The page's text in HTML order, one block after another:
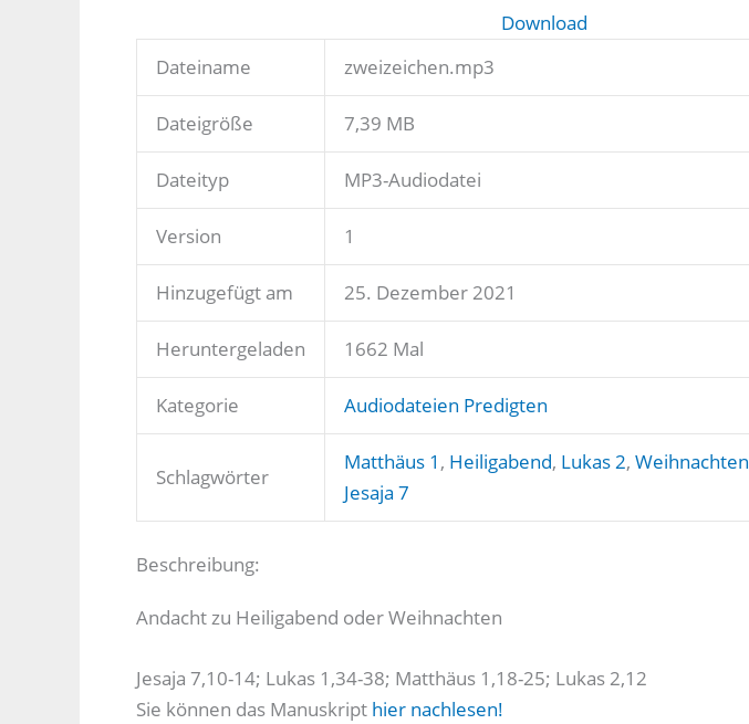
Download
Dateiname
zweizeichen.mp3
Dateigröße 7,39 MB
Dateityp MP3-Audiodatei
Version 1
Hinzugefügt am 25. Dezember 2021
Heruntergeladen 1662 Mal
Kategorie Audiodateien Predigten
Schlagwörter
Matthäus 1 , Heiligabend, Lukas 2, Weihnachten
Jesaja 7
Beschreibung:
Andacht zu Heiligabend oder Weihnachten
Jesaja 7,10-14; Lukas 1,34-38; Matthäus 1,18-25; Lukas 2,12
Sie können das Manuskript hier nachlesen!